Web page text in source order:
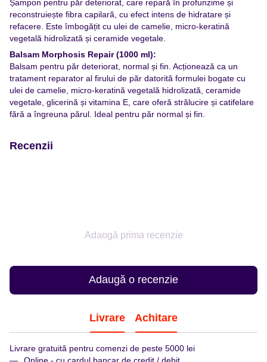
Șampon pentru păr deteriorat, care repară în profunzime și
reconstruiește fibra capilară, cu efect intens de hidratare și
refacere. Este îmbogățit cu ulei de camelie, micro-keratină
vegetală hidrolizată și ceramide vegetale.
Balsam Morphosis Repair (1000 ml):
Balsam pentru păr deteriorat, normal și fin. Acționează ca un
tratament reparator al firului de păr datorită formulei bogate cu
ulei de camelie, micro-keratină vegetală hidrolizată, ceramide
vegetale, glicerină și vitamina E, care oferă strălucire și catifelare
fără a îngreuna părul. Ideal pentru păr normal și fin.
Recenzii
Adaogă prima recenzie
Adaugă o recenzie
Livrare Achitare
Livrare gratuită pentru comenzi de peste 5000 lei
Online - cu cardul bancar de credit / debit